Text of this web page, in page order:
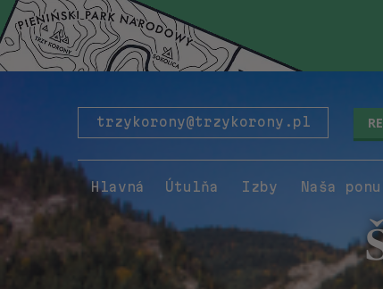
trzykorony@trzykorony.pl
Hlavná Útulňa Izby Naša